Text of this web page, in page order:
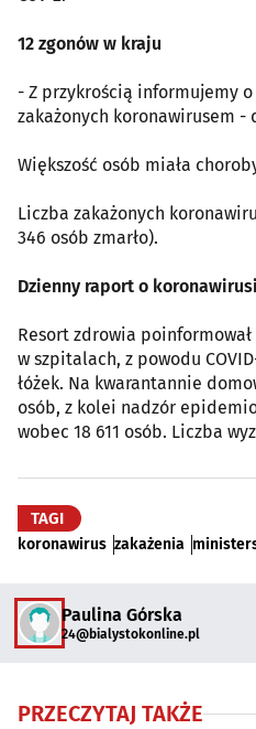
12 zgonów w kraju
- Z przykrością informujemy
zakażonych koronawirusem -
Większość osób miała
Liczba zakażonych
346 osób zmarło).
Dzienny raport o
Resort zdrowia
w szpitalach, z powodu
łóżek. Na kwarantannie
osób, z kolei nadzór
wobec 18 611 osób. Liczba
TAGI
koronawirus zakażenia
Paulina Górska
24@bialystokonline.pl
PRZECZYTAJ TAKŻE